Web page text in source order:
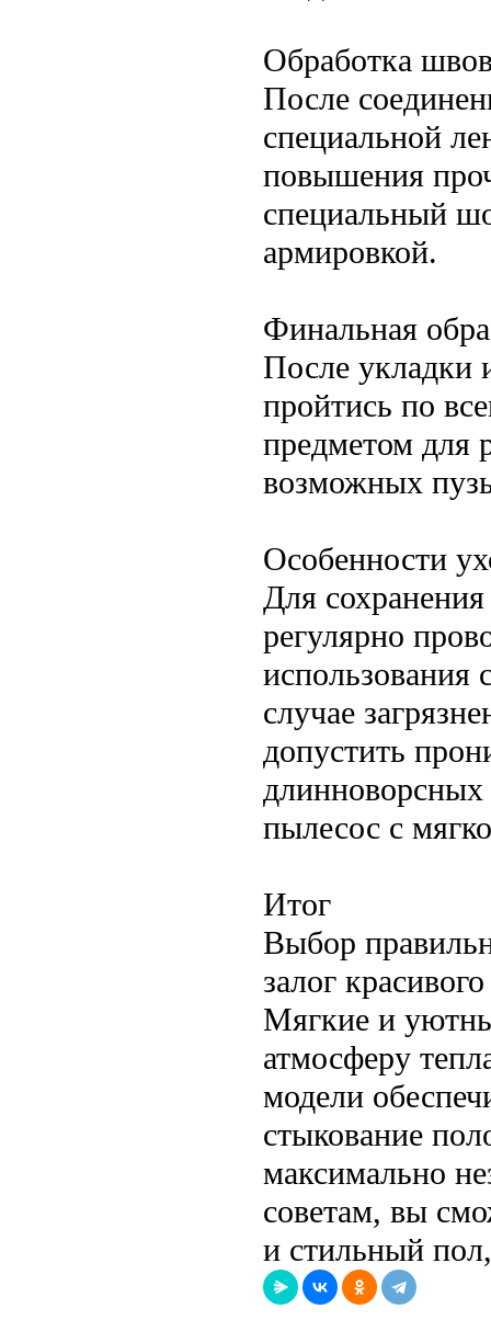
Обработка
После
специальной
повышения
специальный
армировкой.
Финальная
После укладки
пройтись по
предметом для
возможных
Особенности
Для
регулярно
случае
допустить
длинноворсных
пылесос с
Итог
Выбор
залог
Мягкие и
атмосферу
модели
стыкование
максимально
советам, вы
и стильный